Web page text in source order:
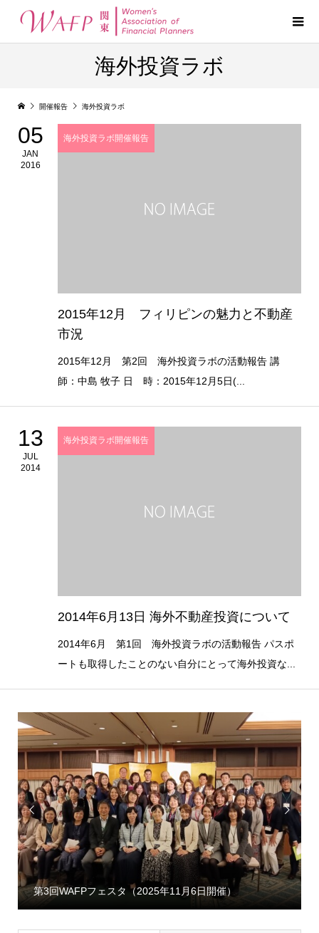
海外投資ラボ
開催報告 海外投資ラボ
05
JAN
2016
海外投資ラボ開催報告
2015年12月 フィリピンの魅力と不動産
市況
2015年12月 第2回 海外投資ラボの活動報告 講
師：中島 牧子 日 時：2015年12月5日(...
13
JUL
2014
海外投資ラボ開催報告
2014年6月13日 海外不動産投資について
2014年6月 第1回 海外投資ラボの活動報告 パスポ
ートも取得したことのない自分にとって海外投資な...

第3回WAFPフェスタ（2025年11月6日開催）
